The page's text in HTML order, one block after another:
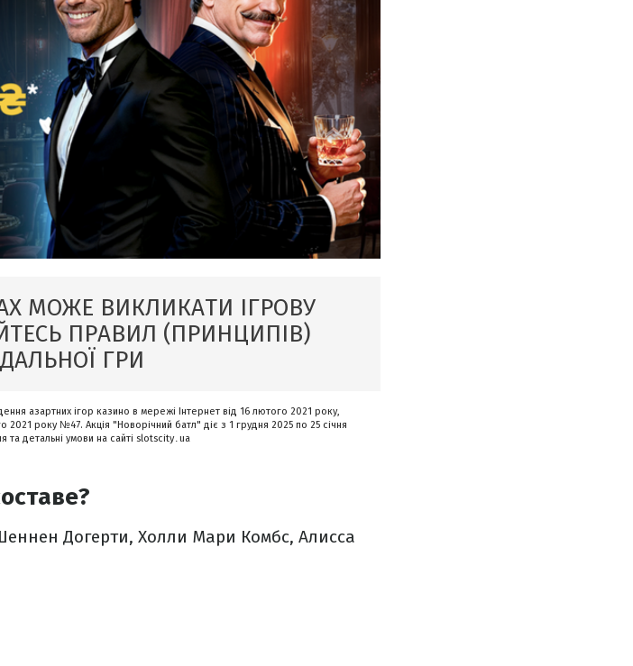
МОЖЕ ВИКЛИКАТИ ІГРОВУ
ПРАВИЛ (ПРИНЦИПІВ)
ГРИ
азартних ігор казино в мережі Інтернет від 16 лютого 2021 року,
року №47. Акція "Новорічний батл" діє з 1 грудня 2025 по 25 січня
детальні умови на сайті slotscity․ua
Догерти, Холли Мари Комбс, Алисса